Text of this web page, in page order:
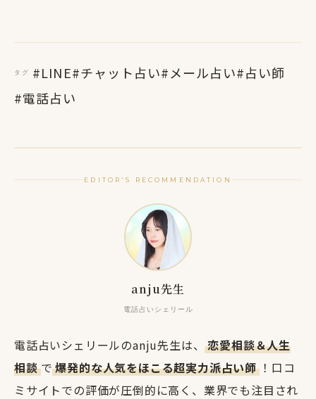
タグ #LINE#チャット占い#メール占い#占い師
#電話占い
EDITOR'S RECOMMENDATION
anju先生
電話占いシェリール
電話占いシェリールのanju先生は、恋愛相談＆人生
相談で爆発的な人気をほこる超実力派占い師 ！口コ
ミサイトでの評価が圧倒的に高く、業界でも注目され